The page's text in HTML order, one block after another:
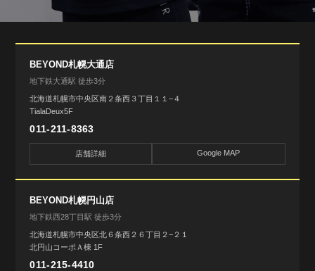
BEYOND札幌大通店
地下鉄大通駅 徒歩3分
北海道札幌市中央区南２条西３丁目１１−４
TialaDeux5F
011-211-8363
店舗詳細 Google MAP
BEYOND札幌円山店
地下鉄西28丁目駅 徒歩3分
北海道札幌市中央区北６条西２６丁目２−２１
北円山コーポＡ棟 1F
011-215-4410